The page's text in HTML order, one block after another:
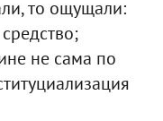
то ощущали:
не сама по